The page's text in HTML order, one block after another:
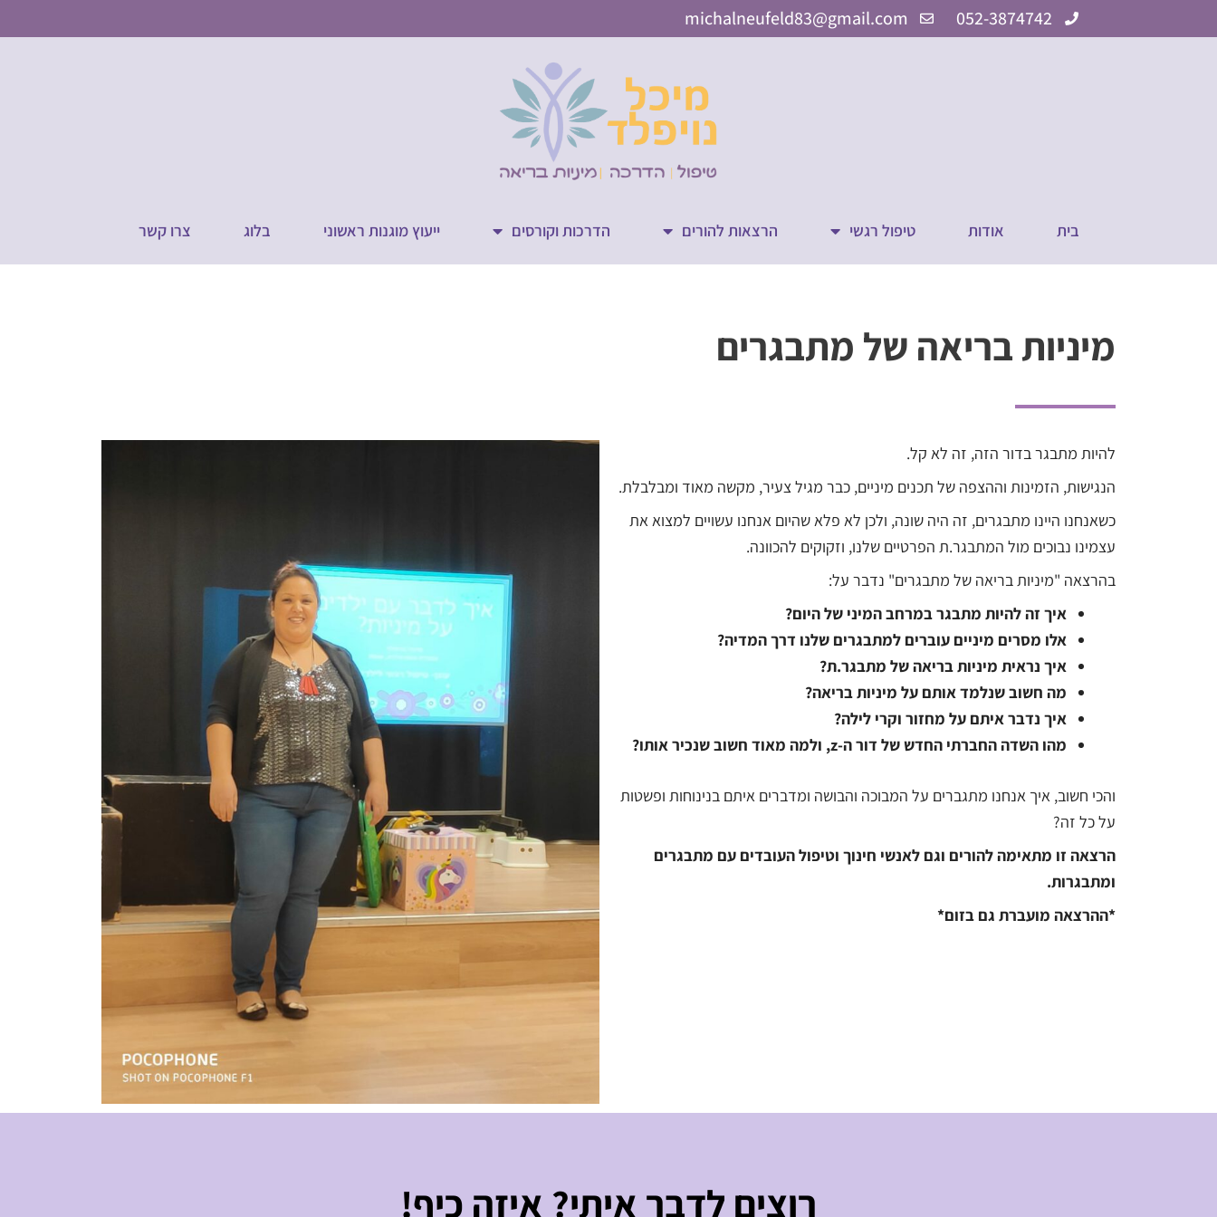
לתוכן
052-3874742
michalneufeld83@gmail.com
בית אודות טיפול רגשי הרצאות להורים הדרכות וקורסים ייעוץ מוגנות ראשוני בלוג צרו קשר
מיניות בריאה של מתבגרים
להיות מתבגר בדור הזה, זה לא קל.
הנגישות, הזמינות וההצפה של תכנים מיניים, כבר מגיל צעיר, מקשה מאוד ומבלבלת.
כשאנחנו היינו מתבגרים, זה היה שונה, ולכן לא פלא שהיום אנחנו עשויים למצוא את
עצמינו נבוכים מול המתבגר.ת הפרטיים שלנו, וזקוקים להכוונה.
בהרצאה "מיניות בריאה של מתבגרים" נדבר על:
איך זה להיות מתבגר במרחב המיני של היום?
אלו מסרים מיניים עוברים למתבגרים שלנו דרך המדיה?
איך נראית מיניות בריאה של מתבגר.ת?
מה חשוב שנלמד אותם על מיניות בריאה?
איך נדבר איתם על מחזור וקרי לילה?
מהו השדה החברתי החדש של דור ה-z, ולמה מאוד חשוב שנכיר אותו?
והכי חשוב, איך אנחנו מתגברים על המבוכה והבושה ומדברים איתם בנינוחות ופשטות
על כל זה?
הרצאה זו מתאימה להורים וגם לאנשי חינוך וטיפול העובדים עם מתבגרים
ומתבגרות.
*ההרצאה מועברת גם בזום*
רוצים לדבר איתי? איזה כיף!